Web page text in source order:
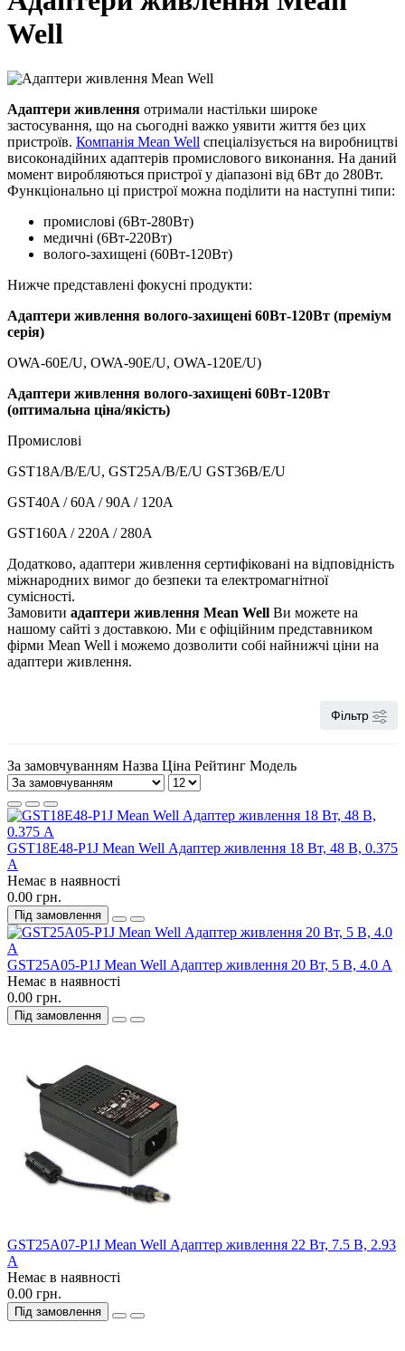
Well
Адаптери живлення отримали настільки широке
застосування, що на сьогодні важко уявити життя без цих
пристроїв. Компанія Mean Well спеціалізується на виробництві
високонадійних адаптерів промислового виконання. На даний
момент виробляються пристрої у діапазоні від 6Вт до 280Вт.
Функціонально ці пристрої можна поділити на наступні типи:
промислові (6Вт-280Вт)
медичні (6Вт-220Вт)
волого-захищені (60Вт-120Вт)
Нижче представлені фокусні продукти:
Адаптери живлення волого-захищені 60Вт-120Вт (преміум
серія)
OWA-60E/U, OWA-90E/U, OWA-120E/U)
Адаптери живлення волого-захищені 60Вт-120Вт
(оптимальна ціна/якість)
Промислові
GST18A/B/E/U, GST25A/B/E/U GST36B/E/U
GST40A / 60A / 90A / 120A
GST160A / 220A / 280A
Додатково, адаптери живлення сертифіковані на відповідність
міжнародних вимог до безпеки та електромагнітної
сумісності.
Замовити адаптери живлення Mean Well Ви можете на
нашому сайті з доставкою. Ми є офіційним представником
фірми Mean Well і можемо дозволити собі найнижчі ціни на
адаптери живлення.
Фільтр
За замовчуванням Назва Ціна Рейтинг Модель
GST18E48-P1J Mean Well Адаптер живлення 18 Вт, 48 В, 0.375
А
Немає в наявності
0.00 грн.
Під замовлення
GST25A05-P1J Mean Well Адаптер живлення 20 Вт, 5 В, 4.0 А
Немає в наявності
0.00 грн.
Під замовлення
GST25A07-P1J Mean Well Адаптер живлення 22 Вт, 7.5 В, 2.93
А
Немає в наявності
0.00 грн.
Під замовлення